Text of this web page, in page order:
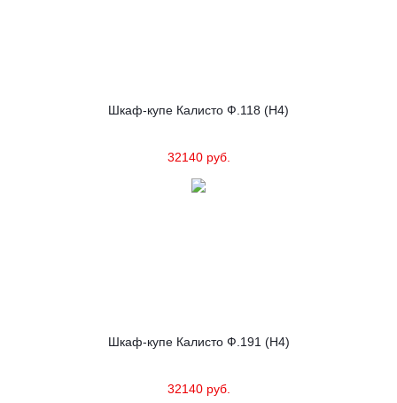
Шкаф-купе Калисто Ф.118 (Н4)
32140 руб.
Шкаф-купе Калисто Ф.191 (Н4)
32140 руб.